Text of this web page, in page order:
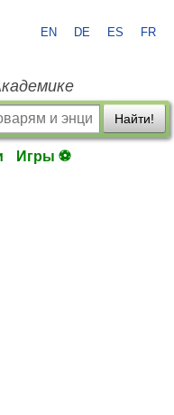
EN DE ES FR
Найти!
Игры ⚽